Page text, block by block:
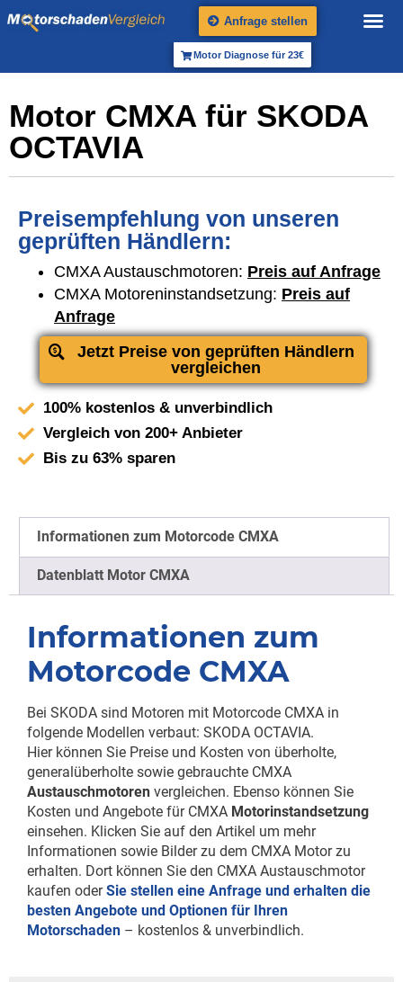
Anfrage stellen
Motor Diagnose für 23€
Motor CMXA für SKODA
OCTAVIA
Preisempfehlung von unseren
geprüften Händlern:
CMXA Austauschmotoren: Preis auf Anfrage
CMXA Motoreninstandsetzung: Preis auf
Anfrage
Jetzt Preise von geprüften Händlern
vergleichen
100% kostenlos & unverbindlich
Vergleich von 200+ Anbieter
Bis zu 63% sparen
Informationen zum Motorcode CMXA
Datenblatt Motor CMXA
Informationen zum
Motorcode CMXA
Bei SKODA sind Motoren mit Motorcode CMXA in
folgende Modellen verbaut: SKODA OCTAVIA.
Hier können Sie Preise und Kosten von überholte,
generalüberholte sowie gebrauchte CMXA
Austauschmotoren vergleichen. Ebenso können Sie
Kosten und Angebote für CMXA Motorinstandsetzung
einsehen. Klicken Sie auf den Artikel um mehr
Informationen sowie Bilder zu dem CMXA Motor zu
erhalten. Dort können Sie den CMXA Austauschmotor
kaufen oderSie stellen eine Anfrage und erhalten die
besten Angebote und Optionen für Ihren
Motorschaden – kostenlos & unverbindlich.